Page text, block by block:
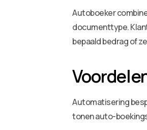
Autoboeker
documenttype.
bepaald bedrag of
Automatisering
tonen auto-